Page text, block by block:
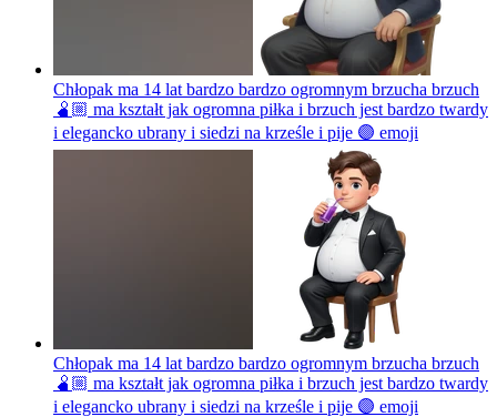
Chłopak ma 14 lat bardzo bardzo ogromnym brzucha brzuch
🫄🏼 ma kształt jak ogromna piłka i brzuch jest bardzo twardy
i elegancko ubrany i siedzi na krześle i pije 🟣 emoji
Chłopak ma 14 lat bardzo bardzo ogromnym brzucha brzuch
🫄🏼 ma kształt jak ogromna piłka i brzuch jest bardzo twardy
i elegancko ubrany i siedzi na krześle i pije 🟣 emoji